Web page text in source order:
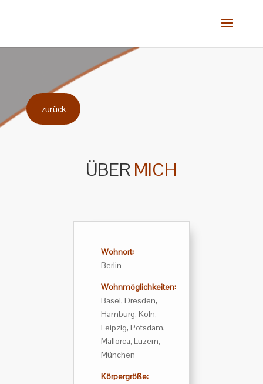
zurück
ÜBER MICH
Wohnort:
Berlin
Wohnmöglichkeiten:
Basel, Dresden,
Hamburg, Köln,
Leipzig, Potsdam,
Mallorca, Luzern,
München
Körpergröße: